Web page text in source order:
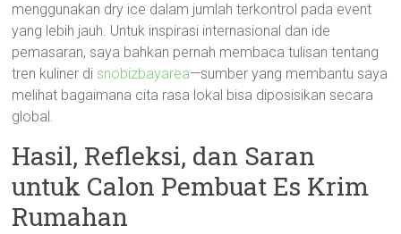
menggunakan dry ice dalam jumlah terkontrol pada event
yang lebih jauh. Untuk inspirasi internasional dan ide
pemasaran, saya bahkan pernah membaca tulisan tentang
tren kuliner di snobizbayarea—sumber yang membantu saya
melihat bagaimana cita rasa lokal bisa diposisikan secara
global.
Hasil, Refleksi, dan Saran
untuk Calon Pembuat Es Krim
Rumahan